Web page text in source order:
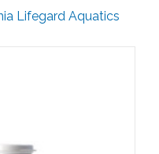
Lifegard Aquatics